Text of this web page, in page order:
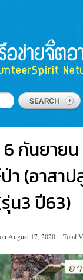
กันยาย
(อาสาป
น3 ปี63)
on August 17, 2020 Total